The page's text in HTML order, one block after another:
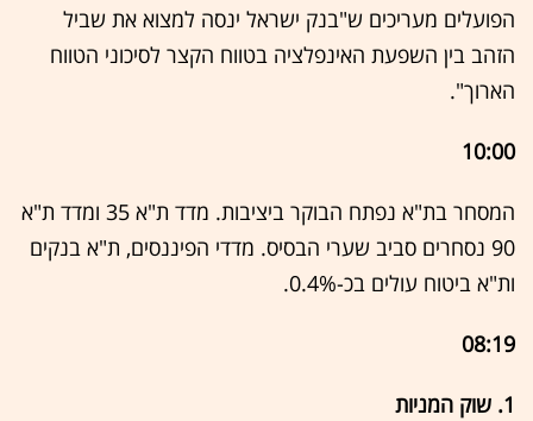
הפועלים מעריכים ש"בנק ישראל ינסה למצוא את שביל
הזהב בין השפעת האינפלציה בטווח הקצר לסיכוני הטווח
הארוך".
10:00
המסחר בת"א נפתח הבוקר ביציבות. מדד ת"א 35 ומדד ת"א
90 נסחרים סביב שערי הבסיס. מדדי הפיננסים, ת"א בנקים
ות"א ביטוח עולים בכ-0.4%.
08:19
1. שוק המניות